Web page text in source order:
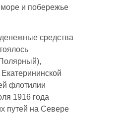
море и побережье
средства
флотилии
1916 года
путей на Севере